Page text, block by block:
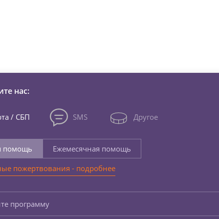
нас:
/ СБП SMS Другое
помощь
Ежемесячная помощь
пожертвования - подробнее
программу